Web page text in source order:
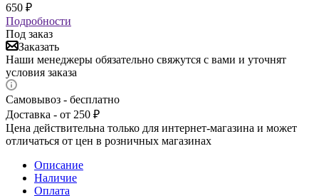
650 ₽
Подробности
Под заказ
Заказать
Наши менеджеры обязательно свяжутся с вами и уточнят
условия заказа
Самовывоз - бесплатно
Доставка - от 250 ₽
Цена действительна только для интернет-магазина и может
отличаться от цен в розничных магазинах
Описание
Наличие
Оплата